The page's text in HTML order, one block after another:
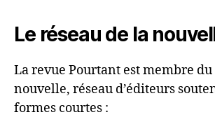
Le réseau de la
La revue Pourtant est membre du
nouvelle, réseau d’éditeurs
formes courtes :